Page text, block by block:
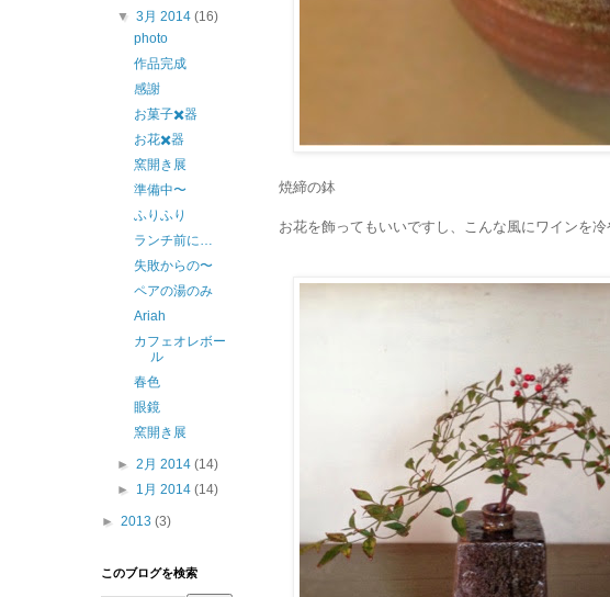
焼締の鉢
お花を飾ってもいいですし、こんな風にワインを
▼3月 2014(16)
photo
作品完成
感謝
お菓子✖️器
お花✖️器
窯開き展
準備中〜
ふりふり
ランチ前に…
失敗からの〜
ペアの湯のみ
Ariah
カフェオレボー
ル
春色
眼鏡
窯開き展
►2月 2014(14)
► 1月 2014(14)
► 2013 (3)
このブログを検索